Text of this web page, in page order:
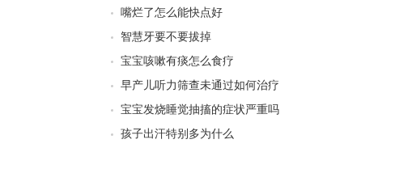
嘴烂了怎么能快点好
智慧牙要不要拔掉
宝宝咳嗽有痰怎么食疗
早产儿听力筛查未通过如何治疗
宝宝发烧睡觉抽搐的症状严重吗
孩子出汗特别多为什么